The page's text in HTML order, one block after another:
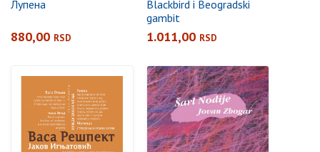
Лупена
880,00 RSD
Blackbird i Beogradski
gambit
1.011,00 RSD